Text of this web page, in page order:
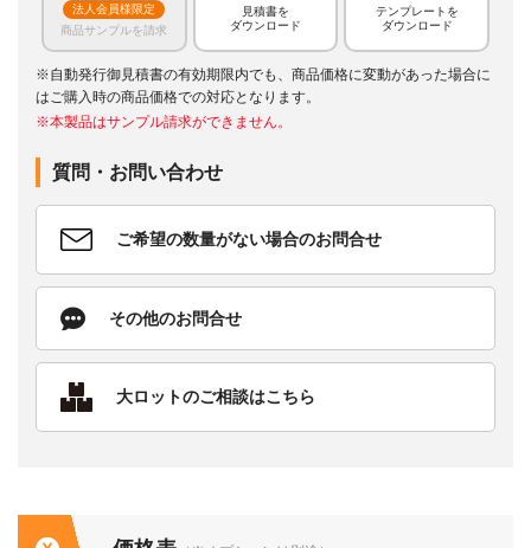
法人会員様限定
商品サンプルを請求
見積書を
ダウンロード
テンプレートを
ダウンロード
※自動発行御見積書の有効期限内でも、商品価格に変動があった場合に
はご購入時の商品価格での対応となります。
※本製品はサンプル請求ができません。
質問・お問い合わせ
ご希望の数量がない場合のお問合せ
その他のお問合せ
大ロットのご相談はこちら